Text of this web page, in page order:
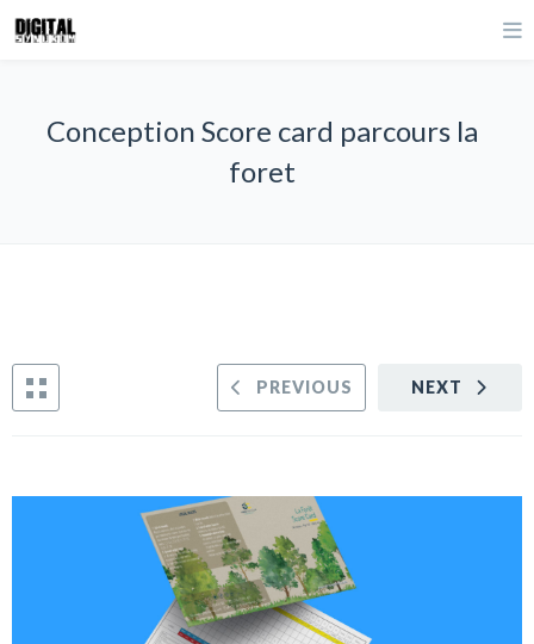
Conception Score card parcours la
foret
NEXT
PREVIOUS